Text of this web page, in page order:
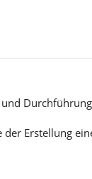
der Erstellung